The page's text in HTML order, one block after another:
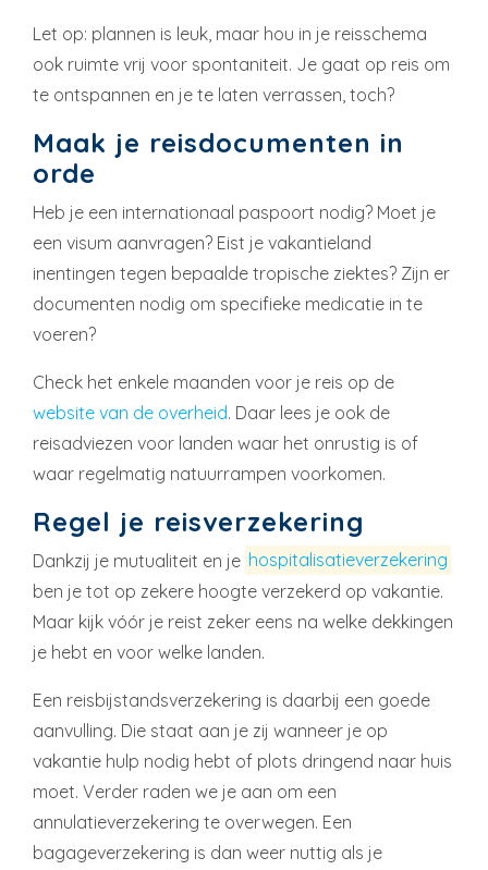
Let op: plannen is leuk, maar hou in je reisschema
ook ruimte vrij voor spontaniteit. Je gaat op reis om
te ontspannen en je te laten verrassen, toch?
Maak je reisdocumenten in
orde
Heb je een internationaal paspoort nodig? Moet je
een visum aanvragen? Eist je vakantieland
inentingen tegen bepaalde tropische ziektes? Zijn er
documenten nodig om specifieke medicatie in te
voeren?
Check het enkele maanden voor je reis op de
website van de overheid. Daar lees je ook de
reisadviezen voor landen waar het onrustig is of
waar regelmatig natuurrampen voorkomen.
Regel je reisverzekering
Dankzij je mutualiteit en je hospitalisatieverzekering
ben je tot op zekere hoogte verzekerd op vakantie.
Maar kijk vóór je reist zeker eens na welke dekkingen
je hebt en voor welke landen.
Een reisbijstandsverzekering is daarbij een goede
aanvulling. Die staat aan je zij wanneer je op
vakantie hulp nodig hebt of plots dringend naar huis
moet. Verder raden we je aan om een
annulatieverzekering te overwegen. Een
bagageverzekering is dan weer nuttig als je